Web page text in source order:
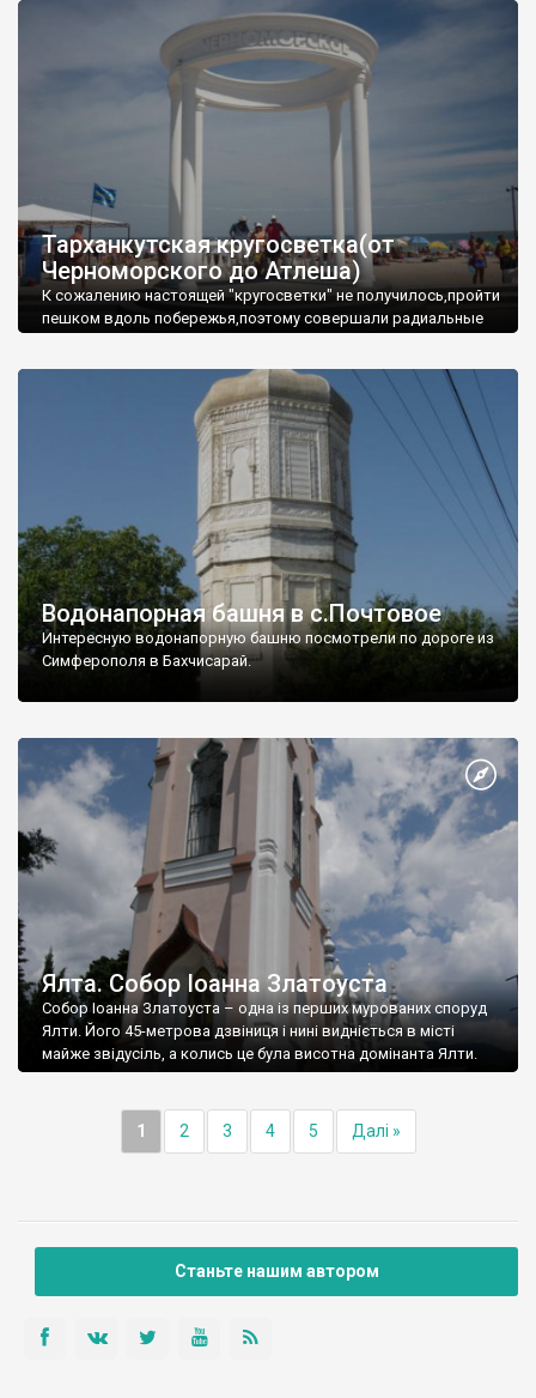
Тарханкутская кругосветка(от
Черноморского до Атлеша)
К сожалению настоящей "кругосветки" не получилось,пройти
пешком вдоль побережья,поэтому совершали радиальные
Водонапорная башня в с.Почтовое
Интересную водонапорную башню посмотрели по дороге из
Симферополя в Бахчисарай.
Ялта. Собор Іоанна Златоуста
Собор Іоанна Златоуста – одна із перших мурованих споруд
Ялти. Його 45-метрова дзвіниця і нині видніється в місті
майже звідусіль, а колись це була висотна домінанта Ялти.
1 2 3 4 5 Далі »
Станьте нашим автором